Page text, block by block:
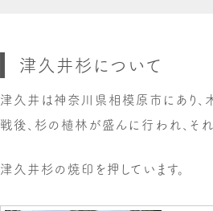
津久井杉について
津久井は神奈川県相模原市にあり、
戦後、杉の植林が盛んに行われ、そ
津久井杉の焼印を押しています。